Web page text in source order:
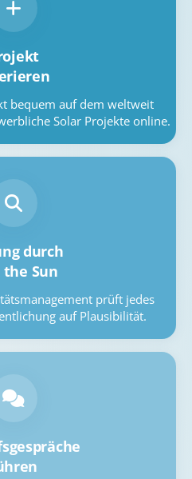
bequem auf dem weltweit
Solar Projekte online.
durch
Sun
prüft jedes
auf Plausibilität.